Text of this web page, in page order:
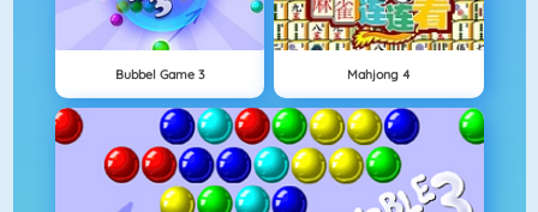
Bubbel Game 3 Mahjong 4